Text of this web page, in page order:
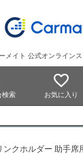
メイト 公式オンライン
検索 お気に入り
ンクホルダー 助手席